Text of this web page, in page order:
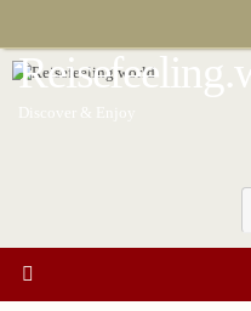
springen
Discover & Enjoy